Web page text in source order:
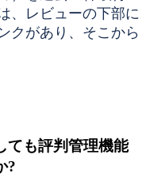
、レビューの下部に
クがあり、そこから
ても評判管理機能
?